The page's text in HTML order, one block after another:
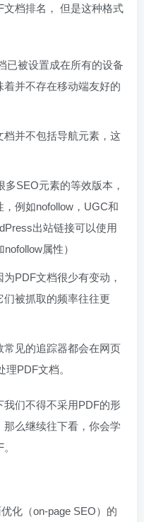
文档排名， 但是这种格式
已被设置成在所有的设备
并不存在移动端友好的
档并不包括导航元素，这
多SEO元素的等效版本，
例如nofollow，UGC和
出站链接可以使用
属性）
为PDF文档很少有变动，
被抓取的频率往往更
常见的追踪器都会在网页
理PDF文档。
们不得不采用PDF的形
么继续往下看，你会学
化（on-page SEO）的